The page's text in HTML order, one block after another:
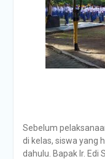
Sebelum
di kelas, siswa yang
dahulu. Bapak Ir. Edi